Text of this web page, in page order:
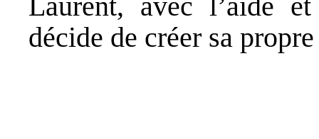
décide de créer sa